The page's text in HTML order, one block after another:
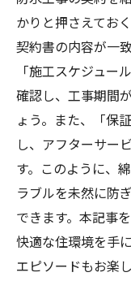
かりと押さえてお
契約書の内容が一
「施工スケジュー
確認し、工事期間
ょう。また、「保
し、アフターサー
す。このように、
ラブルを未然に防
できます。本記事
快適な住環境を手
エピソードもお楽し